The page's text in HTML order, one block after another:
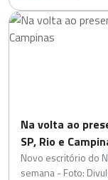
Na volta ao
SP, Rio e
Novo escritório do
semana - Foto: